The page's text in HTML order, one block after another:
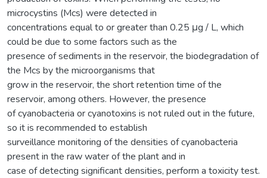
microcystins (Mcs) were detected in
concentrations equal to or greater than 0.25 μg / L, which
could be due to some factors such as the
presence of sediments in the reservoir, the biodegradation of
the Mcs by the microorganisms that
grow in the reservoir, the short retention time of the
reservoir, among others. However, the presence
of cyanobacteria or cyanotoxins is not ruled out in the future,
so it is recommended to establish
surveillance monitoring of the densities of cyanobacteria
present in the raw water of the plant and in
case of detecting significant densities, perform a toxicity test.